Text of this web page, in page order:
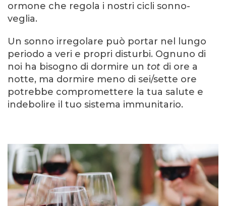
ormone che regola i nostri cicli sonno-
veglia.
Un sonno irregolare può portar nel lungo
periodo a veri e propri disturbi. Ognuno di
noi ha bisogno di dormire un tot di ore a
notte, ma dormire meno di sei/sette ore
potrebbe compromettere la tua salute e
indebolire il tuo sistema immunitario.